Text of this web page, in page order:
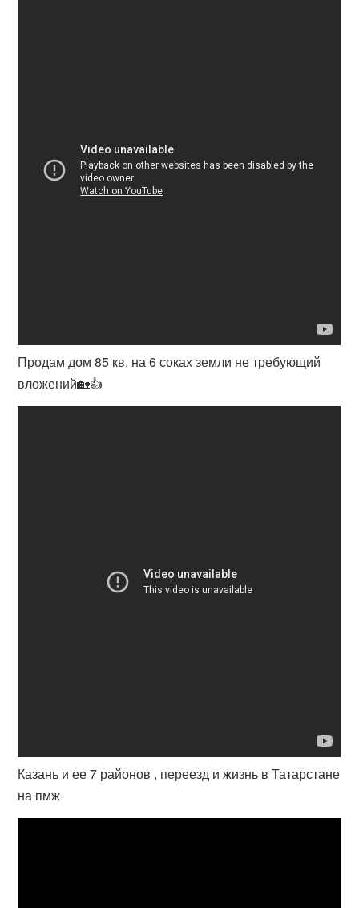
Продам дом 85 кв. на 6 соках земли не требующий
вложений🏡👍
Казань и ее 7 районов , переезд и жизнь в Татарстане
на пмж